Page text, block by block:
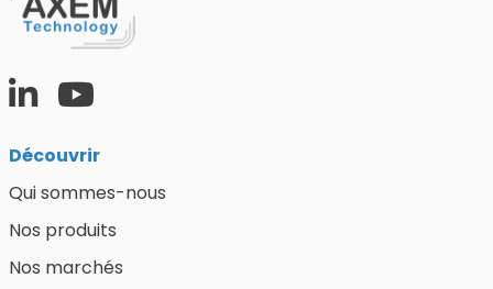
Découvrir
Qui sommes-nous
Nos produits
Nos marchés